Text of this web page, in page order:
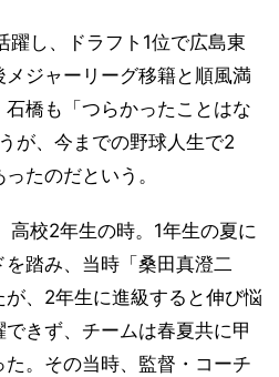
躍し、ドラフト1位で広島東
ジャーリーグ移籍と順風満
橋も「つらかったことはな
が、今までの野球人生で2
たのだという。
高校2年生の時。1年生の夏に
踏み、当時「桑田真澄二
、2年生に進級すると伸び悩
きず、チームは春夏共に甲
。その当時、監督・コーチ